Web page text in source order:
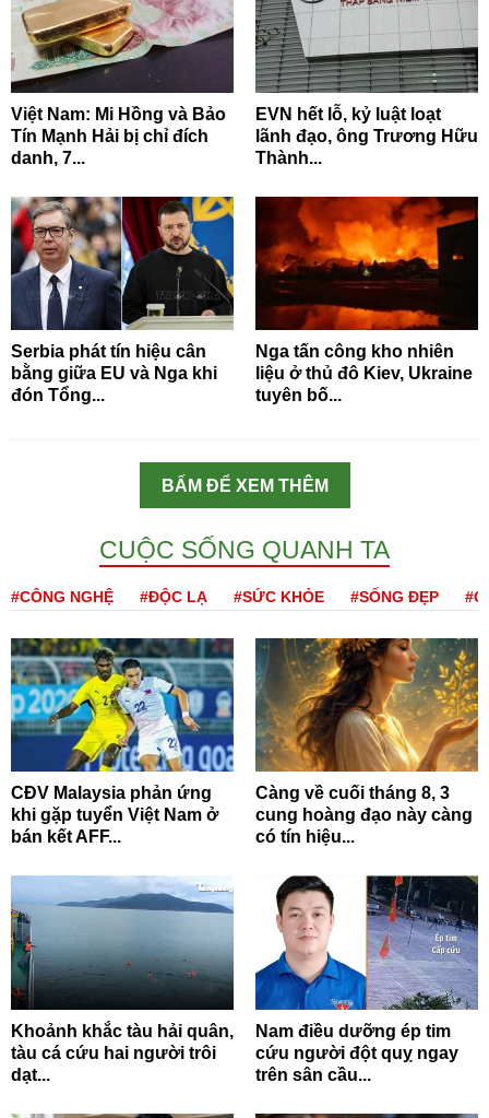
Việt Nam: Mi Hồng và Bảo
Tín Mạnh Hải bị chỉ đích
danh, 7...
EVN hết lỗ, kỷ luật loạt
lãnh đạo, ông Trương Hữu
Thành...
Serbia phát tín hiệu cân
bằng giữa EU và Nga khi
đón Tổng...
Nga tấn công kho nhiên
liệu ở thủ đô Kiev, Ukraine
tuyên bố...
BẤM ĐỂ XEM THÊM
CUỘC SỐNG QUANH TA
#CÔNG NGHỆ #ĐỘC LẠ #SỨC KHỎE #SỐNG ĐẸP
CĐV Malaysia phản ứng
khi gặp tuyển Việt Nam ở
bán kết AFF...
Càng về cuối tháng 8, 3
cung hoàng đạo này càng
có tín hiệu...
Khoảnh khắc tàu hải quân,
tàu cá cứu hai người trôi
dạt...
Nam điều dưỡng ép tim
cứu người đột quỵ ngay
trên sân cầu...